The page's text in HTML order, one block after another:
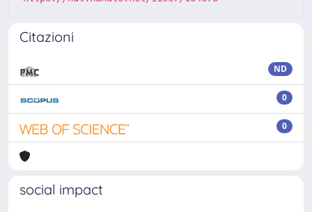
Citazioni
ND
0
0
social impact